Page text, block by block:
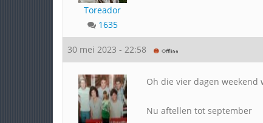
Toreador
1635
30 mei 2023 - 22:58
Oh die vier dagen
Nu aftellen tot september